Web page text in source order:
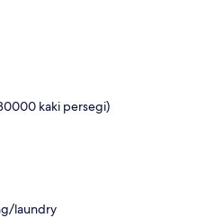
kaki persegi)
laundry